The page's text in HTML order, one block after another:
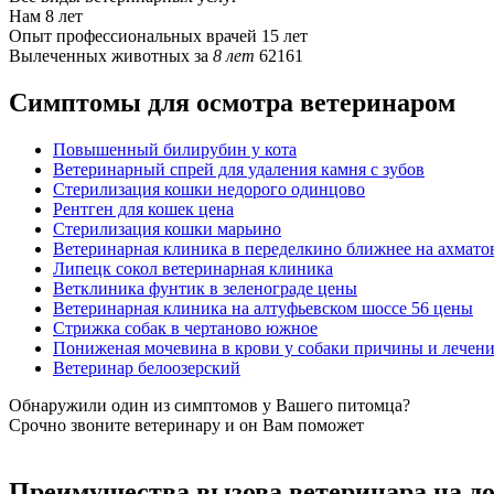
Нам 8 лет
Опыт профессиональных врачей 15 лет
Вылеченных животных за 8 лет 62161
Симптомы для осмотра ветеринаром
Повышенный билирубин у кота
Ветеринарный спрей для удаления камня с зубов
Стерилизация кошки недорого одинцово
Рентген для кошек цена
Стерилизация кошки марьино
Ветеринарная клиника в переделкино ближнее на
Липецк сокол ветеринарная клиника
Ветклиника фунтик в зеленограде цены
Ветеринарная клиника на алтуфьевском шоссе 56 цены
Стрижка собак в чертаново южное
Пониженая мочевина в крови у собаки причины и
Ветеринар белоозерский
Обнаружили один из симптомов у Вашего питомца?
Срочно звоните ветеринару и он Вам поможет